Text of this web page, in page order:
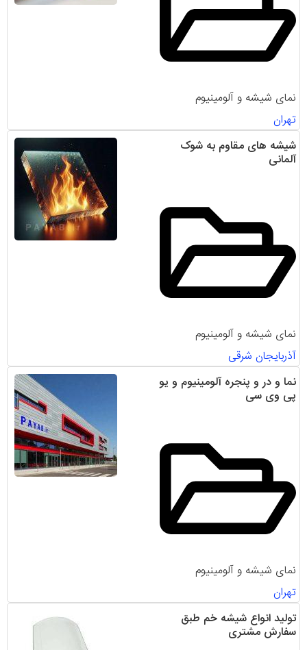
نمای شیشه و آلومینیوم
تهران
شیشه های مقاوم به شوک
آلمانی
نمای شیشه و آلومینیوم
آذربایجان شرقی
نما و در و پنجره آلومینیوم و یو
پی وی سی
نمای شیشه و آلومینیوم
تهران
تولید انواع شیشه‌ خم طبق
سفارش مشتری